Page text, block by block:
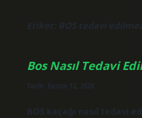
Etiket: BOS tedavi
Bos Nasıl Tedavi
Tarih: Kasım 12, 2024
BOS kaçağı nasıl tedavi